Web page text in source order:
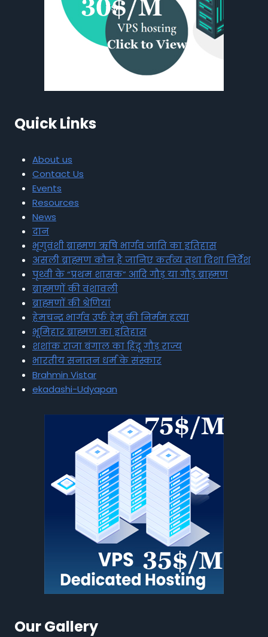
Quick Links
About us
Contact Us
Events
Resources
News
दान
भृगुवंशी ब्राह्मण ऋषि भार्गव जाति का इतिहास
असली ब्राह्मण कौन है जानिए कर्तव्य तथा दिशा निर्देश
पृथ्वी के “प्रथम शासक” आदि गौड़ या गौड़ ब्राह्मण
ब्राह्मणों की वंशावली
ब्राह्मणों की श्रेणियां
हेमचन्द्र भार्गव उर्फ हेमू की निर्मम हत्या
भूमिहार ब्राह्मण का इतिहास
शशांक राजा बंगाल का हिंदू गौड़ राज्य
भारतीय सनातन धर्म के संस्कार
Brahmin Vistar
ekadashi-Udyapan
Our Gallery